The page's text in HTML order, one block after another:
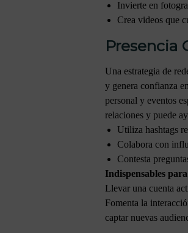
Invierte en
Crea videos que
Presencia
Una estrategia de
y genera confianza
personal y eventos
relaciones y puede
Utiliza hashtags
Colabora con
Contesta
Indispensables
Llevar una cuenta
Fomenta la
captar nuevas